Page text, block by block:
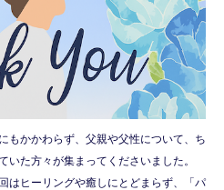
もかかわらず、父親や父性について、ち
いた方々が集まってくださいました。
はヒーリングや癒しにとどまらず、「パ